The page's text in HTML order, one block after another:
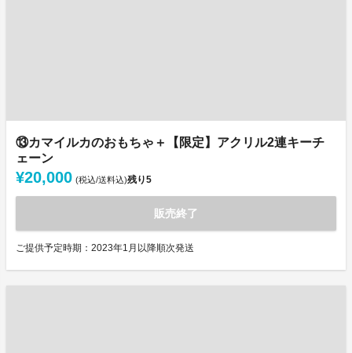
⑬カマイルカのおもちゃ＋【限定】アクリル2連キーチ
ェーン
¥20,000 (税込/送料込)残り5
販売終了
ご提供予定時期：2023年1月以降順次発送